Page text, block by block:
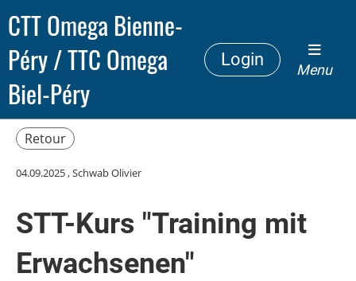
CTT Omega Bienne-
Péry / TTC Omega
Biel-Péry
Login
Menu
Retour
04.09.2025, Schwab Olivier
STT-Kurs "Training mit
Erwachsenen"